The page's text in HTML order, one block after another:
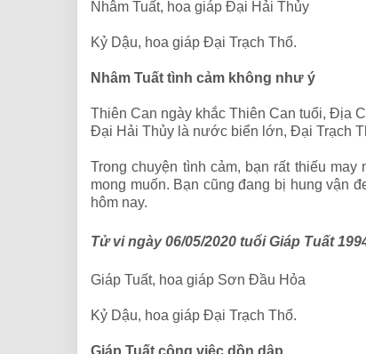
Nhâm Tuất, hoa giáp Đại Hải Thủy
Kỷ Dậu, hoa giáp Đại Trạch Thổ.
Nhâm Tuất tình cảm không như ý
Thiên Can ngày khắc Thiên Can tuổi, Địa
Đại Hải Thủy là nước biển lớn, Đại Trạch
Trong chuyện tình cảm, bạn rất thiếu
mong muốn. Bạn cũng đang bị hung vận
hôm nay.
Tử vi ngày 06/05/2020 tuổi Giáp Tuất
Giáp Tuất, hoa giáp Sơn Đầu Hỏa
Kỷ Dậu, hoa giáp Đại Trạch Thổ.
Giáp Tuất công việc dồn dập